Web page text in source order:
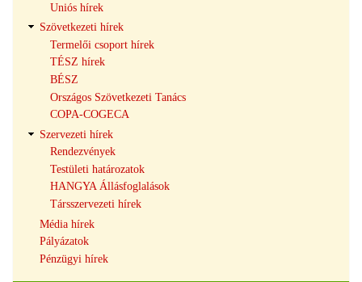
Uniós hírek
Szövetkezeti hírek
Termelői csoport hírek
TÉSZ hírek
BÉSZ
Országos Szövetkezeti Tanács
COPA-COGECA
Szervezeti hírek
Rendezvények
Testületi határozatok
HANGYA Állásfoglalások
Társszervezeti hírek
Média hírek
Pályázatok
Pénzügyi hírek